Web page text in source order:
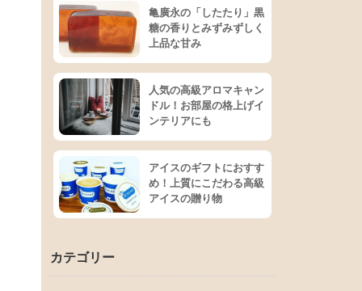
亀廣永の「したたり」黒
糖の香りとみずみずしく
上品な甘み
人気の高級アロマキャン
ドル！お部屋の格上げイ
ンテリアにも
アイスのギフトにおすす
め！上質にこだわる高級
アイスの贈り物
カテゴリー